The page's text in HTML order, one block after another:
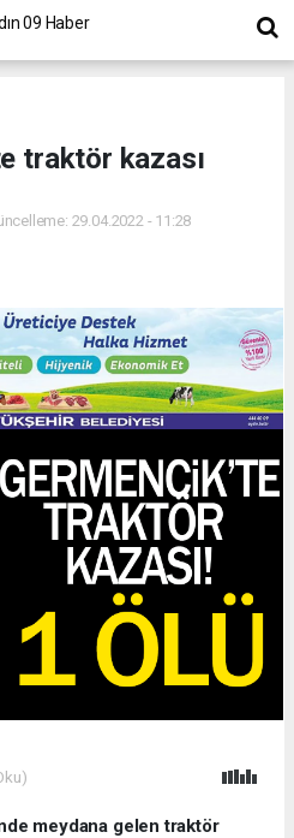
traktör kazası
29.04.2022 - 11:28
meydana gelen traktör